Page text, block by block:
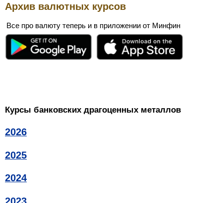
Архив валютных курсов
Все про валюту теперь и в приложении от Минфин
Курсы банковских драгоценных металлов
2026
2025
2024